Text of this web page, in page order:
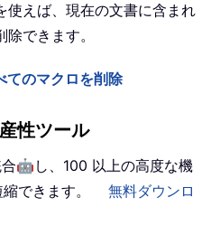
使えば、現在の文書に含まれ
できます。
てのマクロを削除
性ツール
🤖 し、100 以上の高度な機
できます。
無料ダウンロ